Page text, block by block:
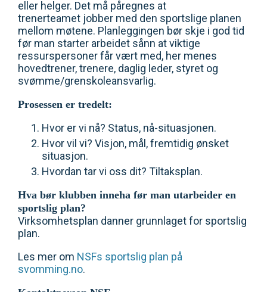
eller helger. Det må påregnes at
trenerteamet jobber med den sportslige planen
mellom møtene. Planleggingen bør skje i god tid
før man starter arbeidet sånn at viktige
ressurspersoner får vært med, her menes
hovedtrener, trenere, daglig leder, styret og
svømme/grenskoleansvarlig.
Prosessen er tredelt:
Hvor er vi nå? Status, nå-situasjonen.
Hvor vil vi? Visjon, mål, fremtidig ønsket
situasjon.
Hvordan tar vi oss dit? Tiltaksplan.
Hva bør klubben inneha før man utarbeider en
sportslig plan?
Virksomhetsplan danner grunnlaget for sportslig
plan.
Les mer om NSFs sportslig plan på
svomming.no.